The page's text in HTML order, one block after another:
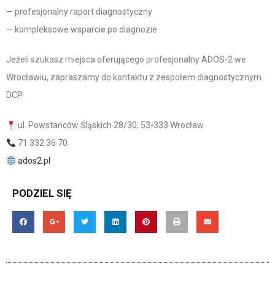
— profesjonalny raport diagnostyczny
— kompleksowe wsparcie po diagnozie
Jeżeli szukasz miejsca oferującego profesjonalny ADOS-2 we
Wrocławiu, zapraszamy do kontaktu z zespołem diagnostycznym
DCP.
ul. Powstańców Śląskich 28/30, 53-333 Wrocław
71 332 36 70
ados2.pl
PODZIEL SIĘ